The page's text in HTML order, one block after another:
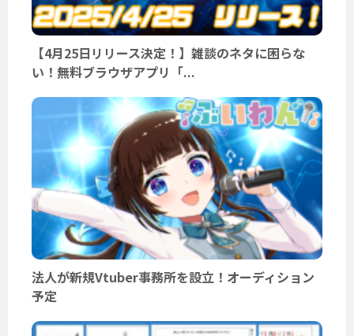
【4月25日リリース決定！】雑談のネタに困らな
い！無料ブラウザアプリ「...
法人が新規Vtuber事務所を設立！オーディション
予定